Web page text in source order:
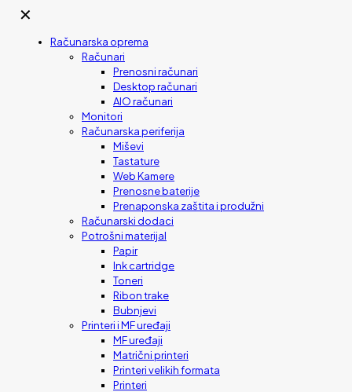
✕
Računarska oprema
Računari
Prenosni računari
Desktop računari
AIO računari
Monitori
Računarska periferija
Miševi
Tastature
Web Kamere
Prenosne baterije
Prenaponska zaštita i produžni
Računarski dodaci
Potrošni materijal
Papir
Ink cartridge
Toneri
Ribon trake
Bubnjevi
Printeri i MF uređaji
MF uređaji
Matrični printeri
Printeri velikih formata
Printeri